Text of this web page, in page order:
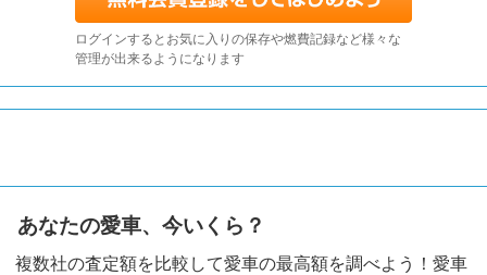
ログインするとお気に入りの保存や燃費記録など様々な
管理が出来るようになります
あなたの愛車、今いくら？
複数社の査定額を比較して愛車の最高額を調べよう！愛車